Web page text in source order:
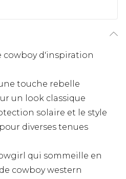
cowboy d'inspiration
touche rebelle
un look classique
solaire et le style
diverses tenues
qui sommeille en
cowboy western